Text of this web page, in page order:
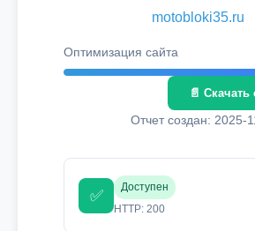
motobloki35.ru
Оптимизация сайта
📄 Скачать
Отчет создан: 2025-
✅
Доступен
HTTP: 200